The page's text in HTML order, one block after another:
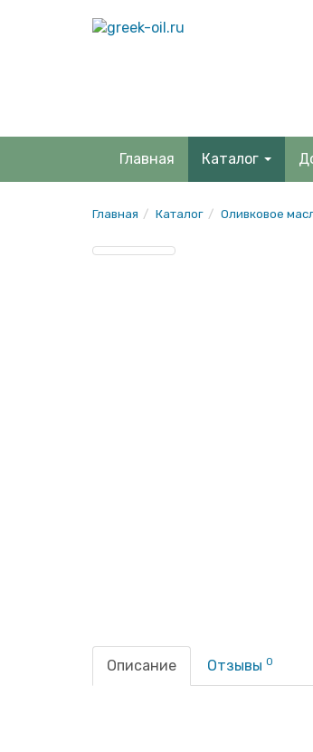
Главная Каталог
Главная Каталог Оливковое
Описание Отзывы 0